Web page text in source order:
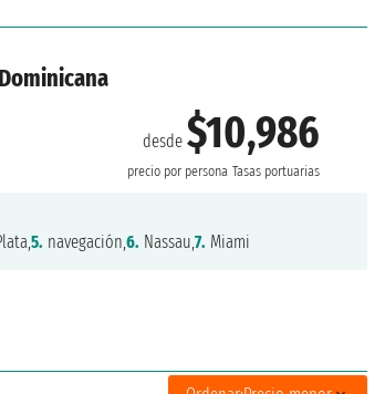
desde$10,986
precio por persona Tasas portuarias
5. navegación,6. Nassau,7. Miami